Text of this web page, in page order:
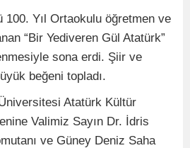
100. Yıl Ortaokulu öğretmen ve
“Bir Yediveren Gül Atatürk”
sona erdi. Şiir ve
beğeni topladı.
Atatürk Kültür
Valimiz Sayın Dr. İdris
ve Güney Deniz Saha